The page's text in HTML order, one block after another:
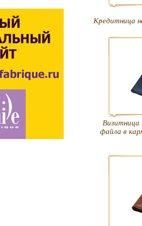
Кредитница
Визитница
файла в